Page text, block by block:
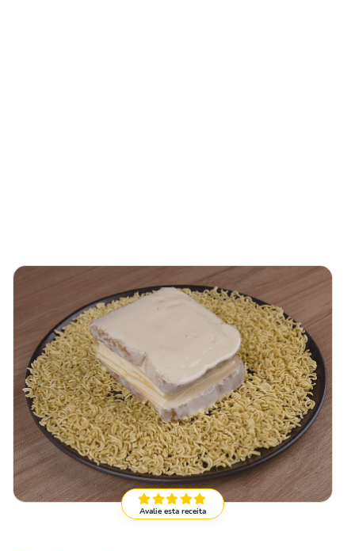
Avalie esta receita